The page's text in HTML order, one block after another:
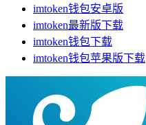
imtoken钱包安卓版
imtoken最新版下载
imtoken钱包下载
imtoken钱包苹果版下载